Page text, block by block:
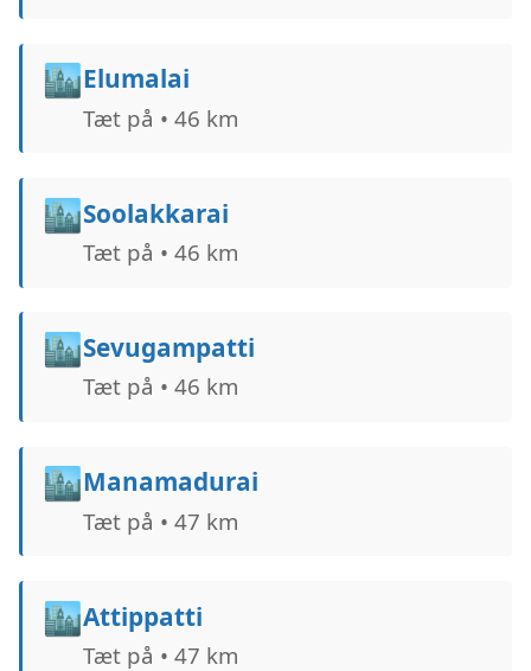
🏙️Elumalai
Tæt på • 46 km
🏙️Soolakkarai
Tæt på • 46 km
🏙️Sevugampatti
Tæt på • 46 km
🏙️Manamadurai
Tæt på • 47 km
🏙️Attippatti
Tæt på • 47 km